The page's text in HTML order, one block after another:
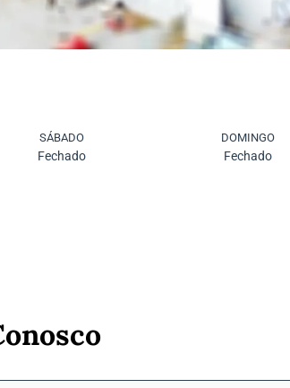
SÁBADO
Fechado
DOMINGO
Fechado